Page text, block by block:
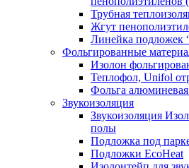
Трубная
Жгут
Линейка подложек
Фольгированные
Изолон
Теплофол, Unifol
Фольга алюминевая
Звукоизоляция
Звукоизоляция
полы
Подложка под
Подложки EcoHeat